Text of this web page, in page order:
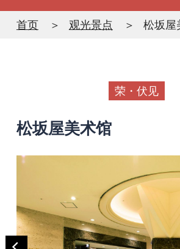
首页 观光景点 松坂屋
荣・伏见
松坂屋美术馆